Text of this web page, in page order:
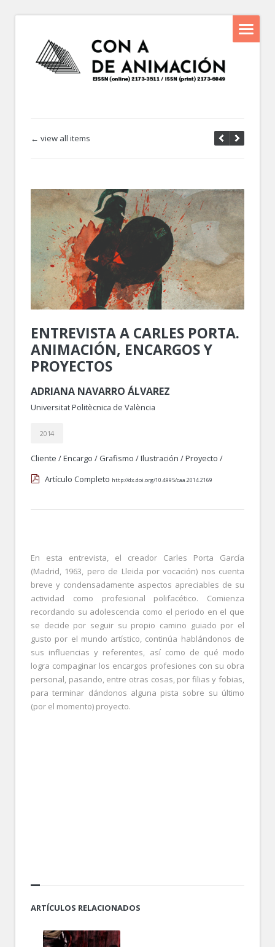
← view all items
ENTREVISTA A CARLES PORTA.
ANIMACIÓN, ENCARGOS Y
PROYECTOS
ADRIANA NAVARRO ÁLVAREZ
Universitat Politècnica de València
2014
Cliente /Encargo / Grafismo /Ilustración /Proyecto /
Artículo Completo http://dx.doi.org/10.4995/caa.2014.2169
En esta entrevista, el creador Carles Porta García
(Madrid, 1963, pero de Lleida por vocación) nos cuenta
breve y condensadamente aspectos apreciables de su
actividad como profesional polifacético. Comienza
recordando su adolescencia como el periodo en el que
se decide por seguir su propio camino guiado por el
gusto por el mundo artístico, continúa hablándonos de
sus influencias y referentes, así como de qué modo
logra compaginar los encargos profesiones con su obra
personal, pasando, entre otras cosas, por filias y fobias,
para terminar dándonos alguna pista sobre su último
(por el momento) proyecto.
ARTÍCULOS RELACIONADOS